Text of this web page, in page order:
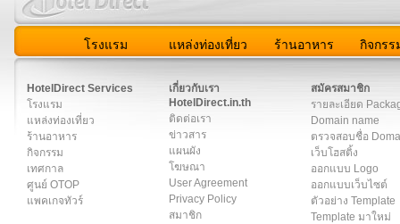
โรงแรม แหล่งท่องเที่ยว ร้านอาหาร กิจกรร
HotelDirect Services
โรงแรม
แหล่งท่องเที่ยว
ร้านอาหาร
กิจกรรม
เทศกาล
ศูนย์ OTOP
แพคเกจทัวร์
เกี่ยวกับเรา
HotelDirect.in.th
ติดต่อเรา
ข่าวสาร
แผนผัง
โฆษณา
User Agreement
Privacy Policy
สมาชิก
สมัครสมาชิก
รายละเอียด
Domain name
ตรวจสอบชื่อ
เว็บโฮสติ้ง
ออกแบบ Logo
ออกแบบเว็บไซต์
ตัวอย่าง Template
Template มาใหม่